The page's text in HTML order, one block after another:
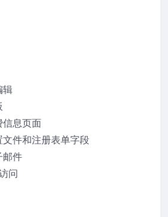
辑
信息页面
件和注册表单字段
邮件
问